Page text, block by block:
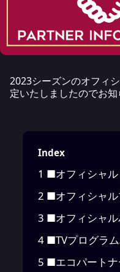
2023シーズンのオフィ
定いたしましたのでお
Index
1 ■オフィシャ
2 ■オフィシャ
3 ■オフィシャ
4 ■TVプログラ
5 ■エコパート